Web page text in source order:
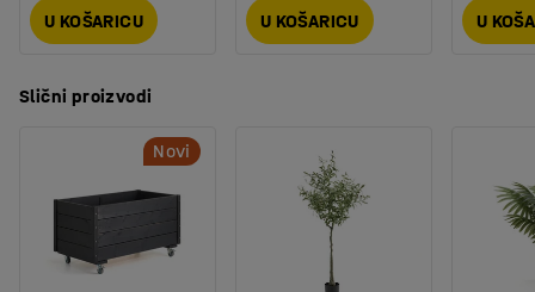
U KOŠARICU U KOŠARICU U
Slični proizvodi
Novi